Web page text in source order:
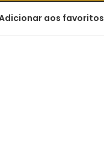
aos favoritos